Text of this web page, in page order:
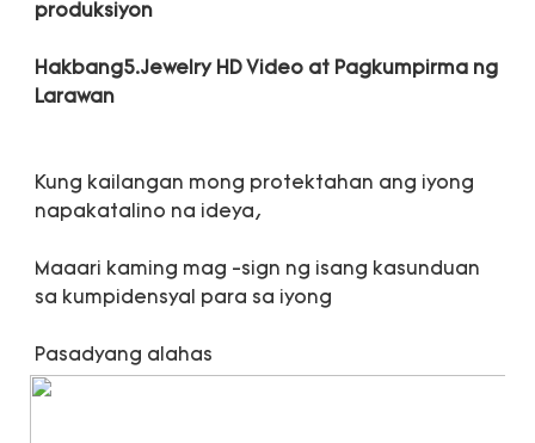
Hakbang5.Jewelry HD Video at Pagkumpirma ng
Kung kailangan mong protektahan ang iyong
Maaari kaming mag -sign ng isang kasunduan